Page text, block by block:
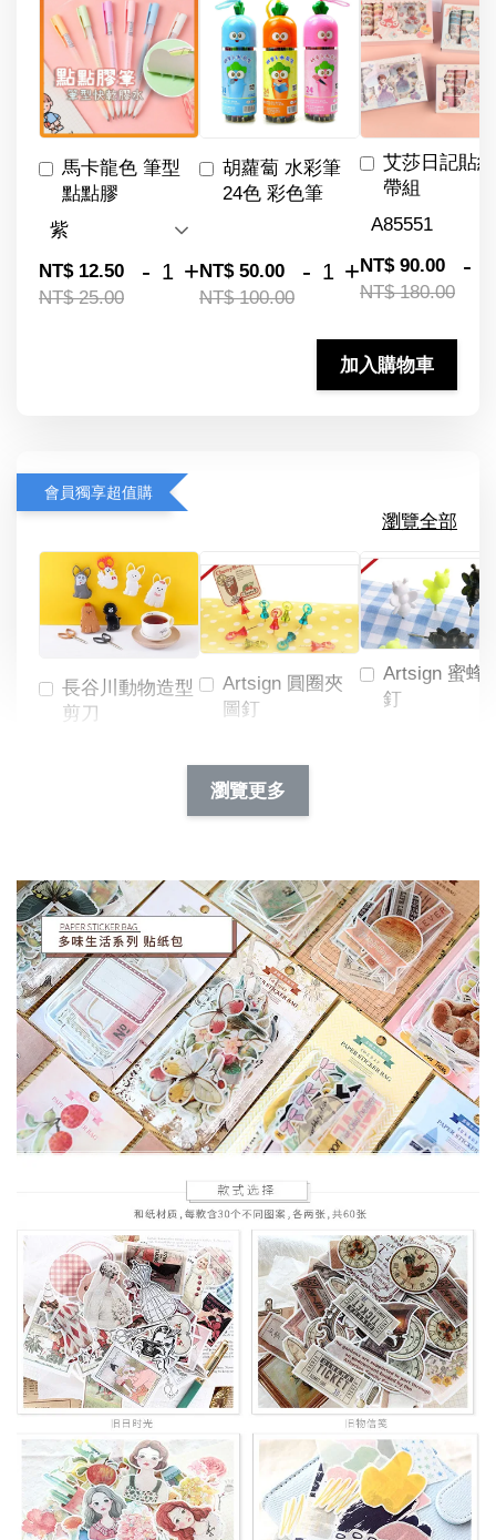
馬卡龍色 筆型
點點膠
NT$ 12.50
NT$ 25.00
- +
胡蘿蔔 水彩筆
24色 彩色筆
NT$ 50.00
NT$ 100.00
- +
艾莎日記貼
帶組
NT$ 90.00
NT$ 180.00
-
加入購物車
會員獨享超值購
瀏覽全部
長谷川動物造型
剪刀
Artsign 圓圈夾
圖釘
NT$ 19.00
NT$ 66.00
Artsign 蜜蜂
釘
加入購物車
瀏覽更多